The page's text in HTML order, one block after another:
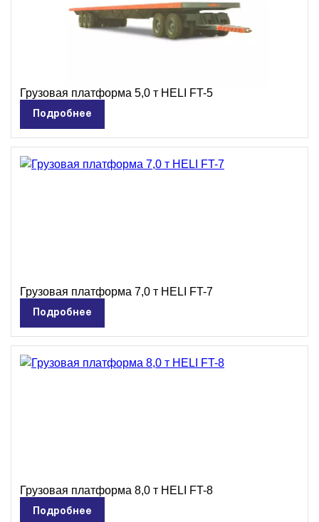
Грузовая платформа 5,0 т HELI FT-5
Подробнее
Грузовая платформа 7,0 т HELI FT-7
Подробнее
Грузовая платформа 8,0 т HELI FT-8
Подробнее